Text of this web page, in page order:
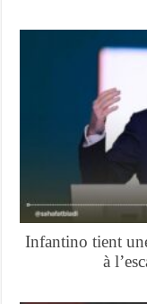
Infantino